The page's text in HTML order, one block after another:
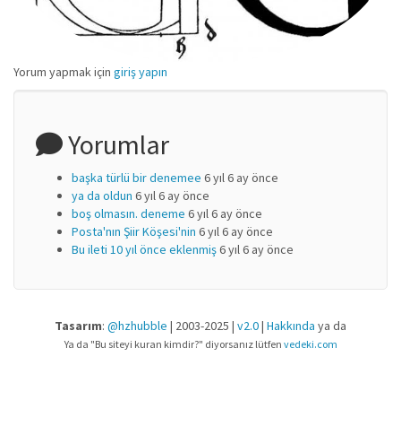
Yorum yapmak için giriş yapın
Yorumlar
başka türlü bir denemee 6 yıl 6 ay önce
ya da oldun 6 yıl 6 ay önce
boş olmasın. deneme 6 yıl 6 ay önce
Posta'nın Şiir Köşesi'nin 6 yıl 6 ay önce
Bu ileti 10 yıl önce eklenmiş6 yıl 6 ay önce
Tasarım: @hzhubble | 2003-2025 | v2.0| Hakkında ya da
Ya da "Bu siteyi kuran kimdir?" diyorsanız lütfen vedeki.com